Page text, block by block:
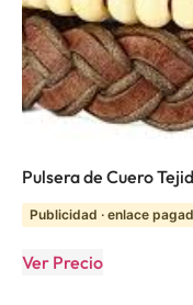
Pulsera de Cuero
Publicidad · enlace
Ver Precio